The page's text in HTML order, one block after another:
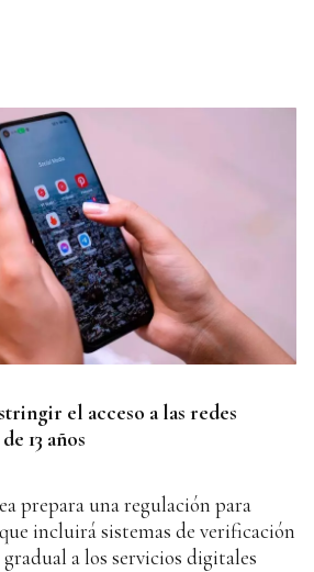
el acceso a las redes
13 años
prepara una regulación para
incluirá sistemas de verificación
gradual a los servicios digitales